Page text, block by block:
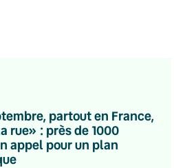
partout en France,
rue» : près de 1000
appel pour un plan